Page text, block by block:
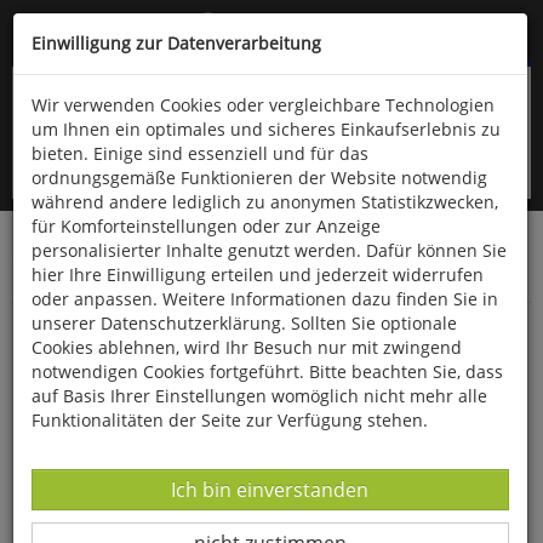
Kompletten Head der Seite überspringen
oder (06766) 9323-960
Startseite Bücher Downloads
Zeitschriften
SportPraxis
Techniktraining - ein praxisorientierter
Überblicksbeitrag
Einwilligung zur Datenverarbeitung
Wir verwenden Cookies oder vergleichbare Technologien
um Ihnen ein optimales und sicheres Einkaufserlebnis zu
bieten. Einige sind essenziell und für das
ordnungsgemäße Funktionieren der Website notwendig
während andere lediglich zu anonymen Statistikzwecken,
für Komforteinstellungen oder zur Anzeige
personalisierter Inhalte genutzt werden. Dafür können Sie
hier Ihre Einwilligung erteilen und jederzeit widerrufen
oder anpassen. Weitere Informationen dazu finden Sie in
unserer Datenschutzerklärung. Sollten Sie optionale
Cookies ablehnen, wird Ihr Besuch nur mit zwingend
notwendigen Cookies fortgeführt. Bitte beachten Sie, dass
auf Basis Ihrer Einstellungen womöglich nicht mehr alle
Funktionalitäten der Seite zur Verfügung stehen.
Datenverarbeitung -
Ich bin einverstanden